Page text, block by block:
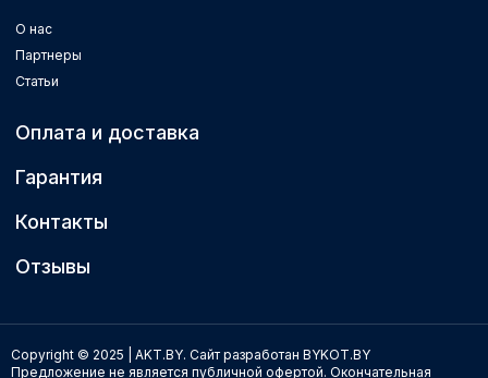
О нас
Партнеры
Статьи
Оплата и доставка
Гарантия
Контакты
Отзывы
Copyright © 2025 | AKT.BY. Сайт разработан BYKOT.BY
Предложение не является публичной офертой. Окончательная